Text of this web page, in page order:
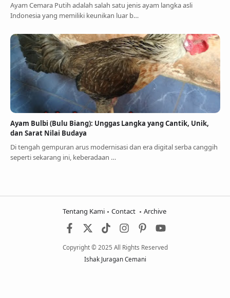
Ayam Cemara Putih adalah salah satu jenis ayam langka asli
Indonesia yang memiliki keunikan luar b…
Ayam Bulbi (Bulu Biang): Unggas Langka yang Cantik, Unik,
dan Sarat Nilai Budaya
Di tengah gempuran arus modernisasi dan era digital serba canggih
seperti sekarang ini, keberadaan …
Tentang Kami Contact Archive
Copyright © 2025 All Rights Reserved
Ishak Juragan Cemani